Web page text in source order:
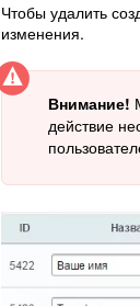
Чтобы удалить
изменения.
Внимание!
действие